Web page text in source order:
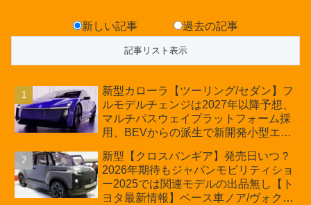
新しい記事 過去の記事
新型カローラ【ツーリング/セダン】フ
ルモデルチェンジは2027年以降予想、
マルチパスウェイプラットフォーム採
用、BEVからの派生で新開発小型エン
の採用は無しか【トヨタ最新情報】60
周年記念車発売
新型【クロスバンギア】発売日いつ？
2026年期待もジャパンモビリティショ
ー2025では関連モデルの出品無し【ト
ヨタ最新情報】ベース車ノア/ヴォクシ